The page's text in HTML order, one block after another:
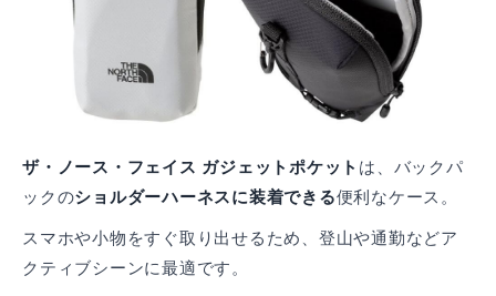
ザ・ノース・フェイス ガジェットポケット は、バックパ
ックのショルダーハーネスに装着できる便利なケース。
スマホや小物をすぐ取り出せるため、登山や通勤などア
クティブシーンに最適です。